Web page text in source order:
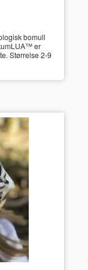
bomull
er
Størrelse 2-9